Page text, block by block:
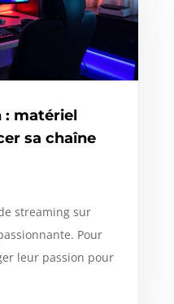
: matériel
sa chaîne
streaming sur
Pour
leur passion pour